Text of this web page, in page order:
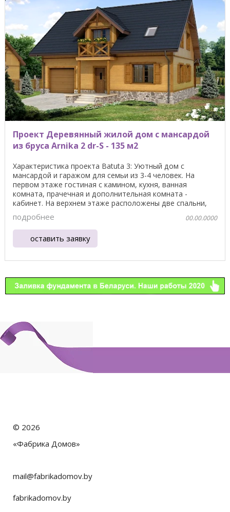
Проект Деревянный жилой дом с мансардой
из бруса Arnika 2 dr-S - 135 м2
Характеристика проекта Batuta 3: Уютный дом с
мансардой и гаражом для семьи из 3-4 человек. На
первом этаже гостиная с камином, кухня, ванная
комната, прачечная и дополнительная комната -
кабинет. На верхнем этаже расположены две спальни,
две ванные ...
подробнее 00.00.0000
оставить заявку
© 2026
«Фабрика Домов»
mail@fabrikadomov.by
fabrikadomov.by